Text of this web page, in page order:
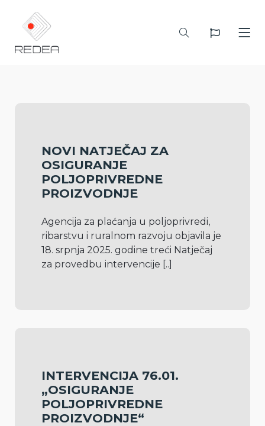
NOVI NATJEČAJ ZA
OSIGURANJE
POLJOPRIVREDNE
PROIZVODNJE
Agencija za plaćanja u poljoprivredi,
ribarstvu i ruralnom razvoju objavila je
18. srpnja 2025. godine treći Natječaj
za provedbu intervencije [..]
INTERVENCIJA 76.01.
„OSIGURANJE
POLJOPRIVREDNE
PROIZVODNJE“